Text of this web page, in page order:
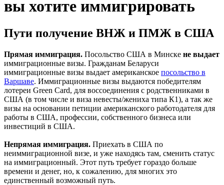
вы хотите иммигрировать
Пути получение ВНЖ и ПМЖ в США
Прямая иммиграция. Посольство США в Минске не выдает
иммиграционные визы. Гражданам Беларуси
иммиграционные визы выдает американское посольство в
Варшаве. Иммиграционные визы выдаются победителям
лотереи Green Card, для воссоединения с родственниками в
США (в том числе и виза невесты/жениха типа К1), а так же
визы на основании петиции американского работодателя для
работы в США, профессии, собственного бизнеса или
инвестиций в США.
Непрямая иммиграция. Приехать в США по
неиммиграционной визе, и уже находясь там, сменить статус
на иммиграционный. Этот путь требует гораздо больше
времени и денег, но, к сожалению, для многих это
единственный возможный путь.